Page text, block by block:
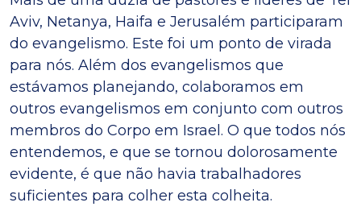
Aviv, Netanya, Haifa e Jerusalém participaram
do evangelismo. Este foi um ponto de virada
para nós. Além dos evangelismos que
estávamos planejando, colaboramos em
outros evangelismos em conjunto com outros
membros do Corpo em Israel. O que todos nós
entendemos, e que se tornou dolorosamente
evidente, é que não havia trabalhadores
suficientes para colher esta colheita.